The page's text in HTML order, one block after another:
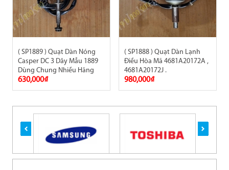
( SP1889 ) Quạt Dàn Nóng
Casper DC 3 Dây Mẫu 1889
Dùng Chung Nhiều Hãng
630,000₫
( SP1888 ) Quạt Dàn Lạnh
Điều Hòa Mã 4681A20172A ,
4681A20172J .
980,000₫